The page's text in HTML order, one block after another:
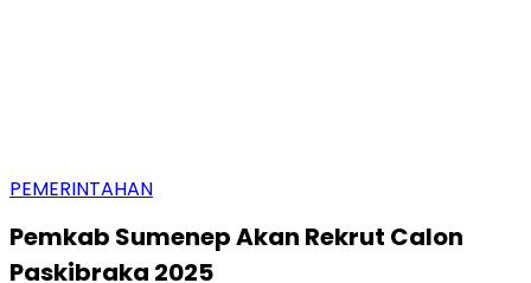
PEMERINTAHAN
Pemkab Sumenep Akan Rekrut Calon
Paskibraka 2025